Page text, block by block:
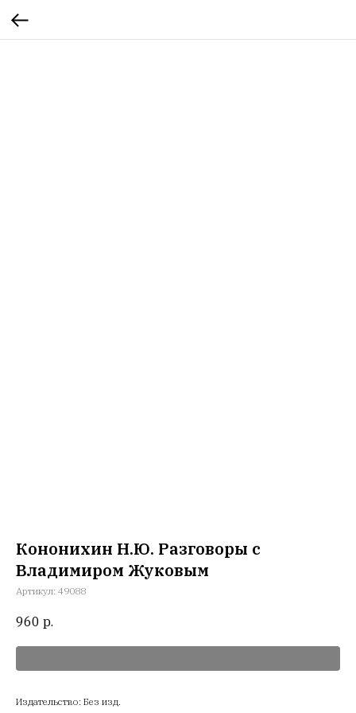
Кононихин Н.Ю. Разговоры с
Владимиром Жуковым
Артикул: 49088
960 р.
Издательство: Без изд.